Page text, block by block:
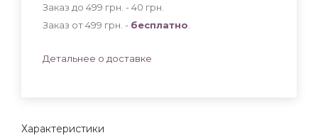
Характеристики
Заказ до 499 грн. - 40 грн
Заказ от 499 грн. - бесплатно
Детальнее о доставке